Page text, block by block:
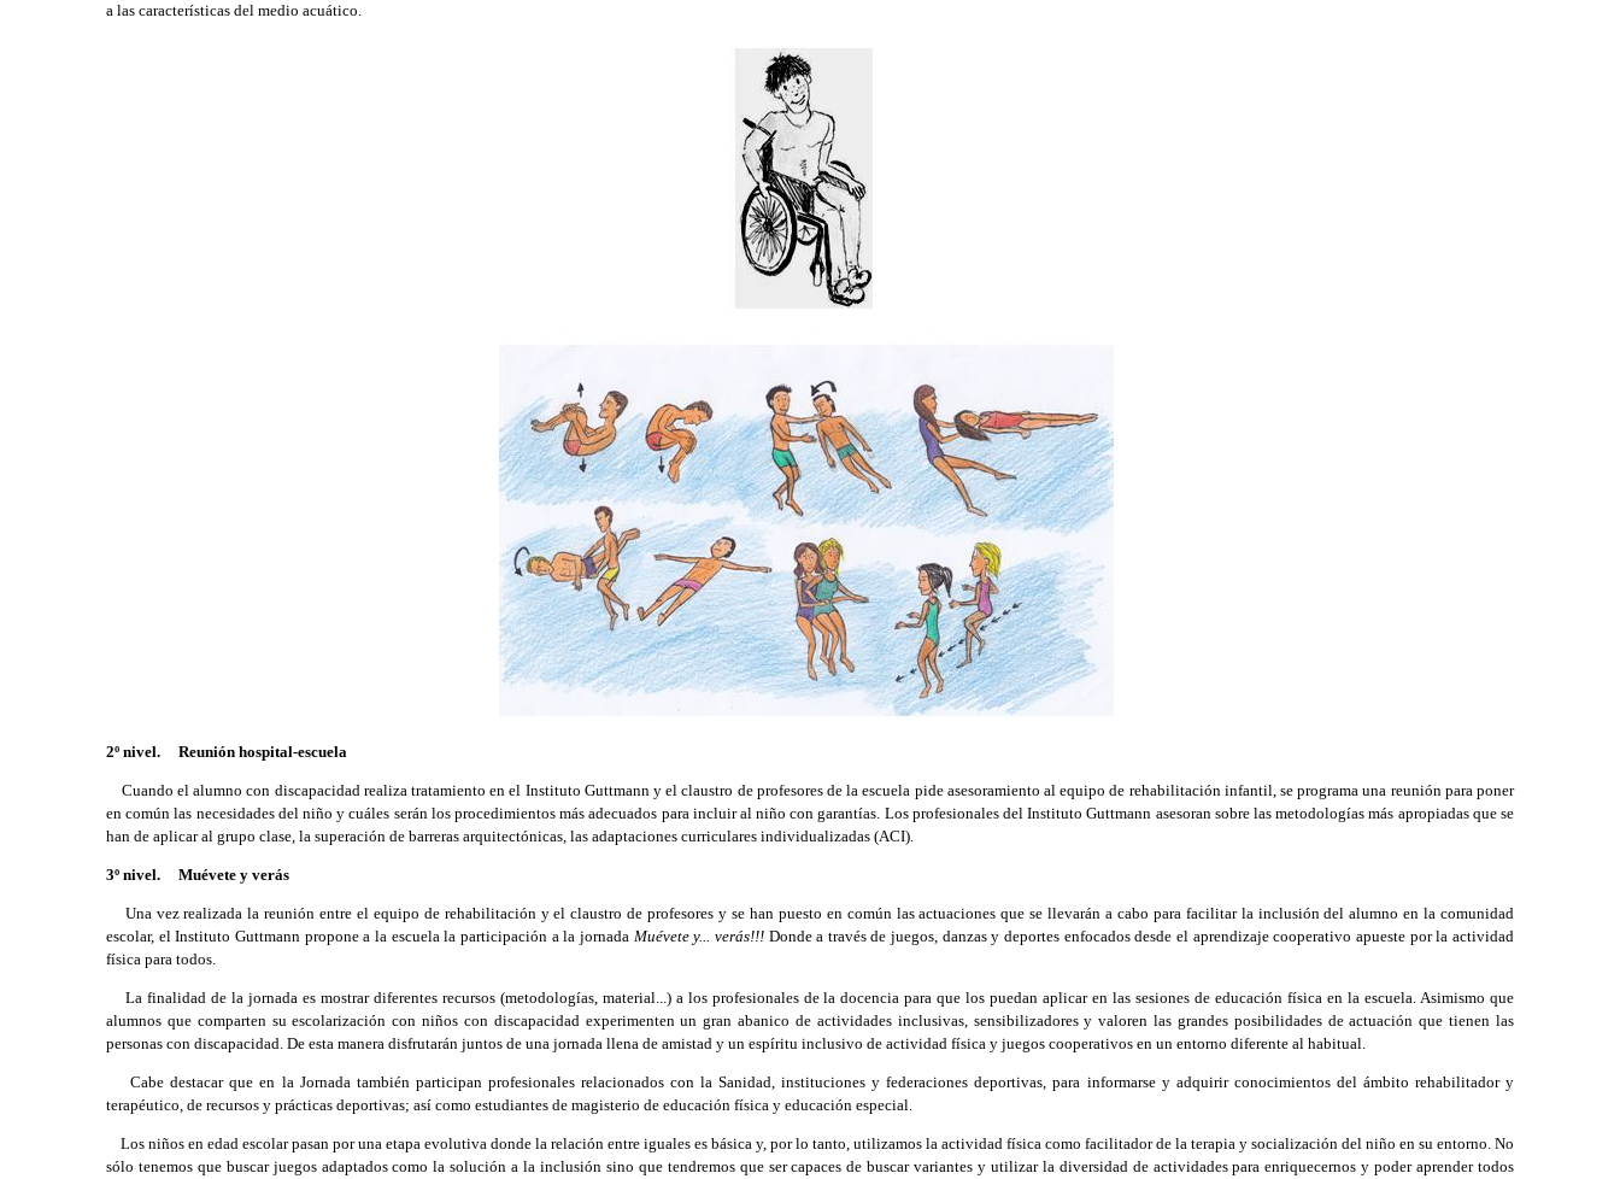
a las características del medio acuático.
2º nivel. Reunión hospital-escuela
Cuando el alumno con discapacidad realiza tratamiento en el Instituto Guttmann y el claustro de profesores de la escuela pide asesoramiento al equipo de rehabilitación infantil, se programa una reunión para poner
en común las necesidades del niño y cuáles serán los procedimientos más adecuados para incluir al niño con garantías. Los profesionales del Instituto Guttmann asesoran sobre las metodologías más apropiadas que se
han de aplicar al grupo clase, la superación de barreras arquitectónicas, las adaptaciones curriculares individualizadas (ACI).
3º nivel. Muévete y verás
Una vez realizada la reunión entre el equipo de rehabilitación y el claustro de profesores y se han puesto en común las actuaciones que se llevarán a cabo para facilitar la inclusión del alumno en la comunidad
escolar, el Instituto Guttmann propone a la escuela la participación a la jornada Muévete y... verás!!!Donde a través de juegos, danzas y deportes enfocados desde el aprendizaje cooperativo apueste por la actividad
física para todos.
La finalidad de la jornada es mostrar diferentes recursos (metodologías, material...) a los profesionales de la docencia para que los puedan aplicar en las sesiones de educación física en la escuela. Asimismo que
alumnos que comparten su escolarización con niños con discapacidad experimenten un gran abanico de actividades inclusivas, sensibilizadores y valoren las grandes posibilidades de actuación que tienen las
personas con discapacidad. De esta manera disfrutarán juntos de una jornada llena de amistad y un espíritu inclusivo de actividad física y juegos cooperativos en un entorno diferente al habitual.
Cabe destacar que en la Jornada también participan profesionales relacionados con la Sanidad, instituciones y federaciones deportivas, para informarse y adquirir conocimientos del ámbito rehabilitador y
terapéutico, de recursos y prácticas deportivas; así como estudiantes de magisterio de educación física y educación especial.
Los niños en edad escolar pasan por una etapa evolutiva donde la relación entre iguales es básica y, por lo tanto, utilizamos la actividad física como facilitador de la terapia y socialización del niño en su entorno. No
sólo tenemos que buscar juegos adaptados como la solución a la inclusión sino que tendremos que ser capaces de buscar variantes y utilizar la diversidad de actividades para enriquecernos y poder aprender todos